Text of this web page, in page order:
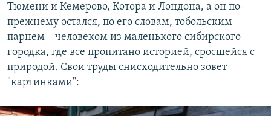
Тюмени и Кемерово, Котора и Лондона, а он по-
прежнему остался, по его словам, тобольским
парнем – человеком из маленького сибирского
городка, где все пропитано историей, сросшейся с
природой. Свои труды снисходительно зовет
"картинками":